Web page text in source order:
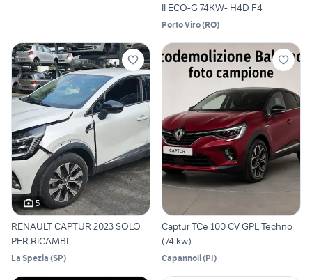
II ECO-G 74KW- H4D F4
Porto Viro(RO)
5
RENAULT CAPTUR 2023 SOLO
PER RICAMBI
La Spezia (SP)
Captur TCe 100 CV GPL Techno
(74 kw)
Capannoli(PI)